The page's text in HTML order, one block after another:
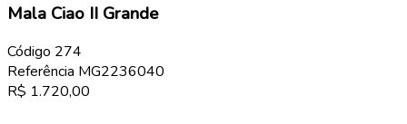
Mala Ciao II Grande
Código 274
Referência MG2236040
R$ 1.720,00